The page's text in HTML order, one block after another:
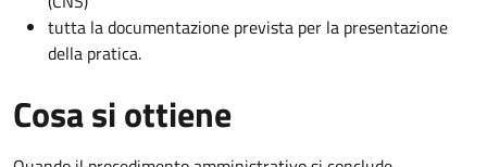
tutta la documentazione prevista per la presentazione
della pratica.
Cosa si ottiene